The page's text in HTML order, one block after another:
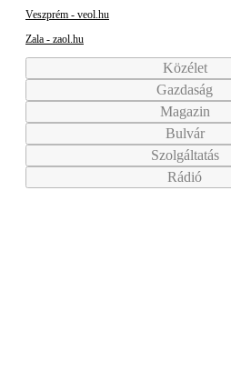
Veszprém - veol.hu
Zala - zaol.hu
Közélet
Gazdaság
Magazin
Bulvár
Szolgáltatás
Rádió